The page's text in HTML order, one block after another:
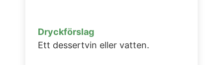
Dryckförslag
Ett dessertvin eller vatten.